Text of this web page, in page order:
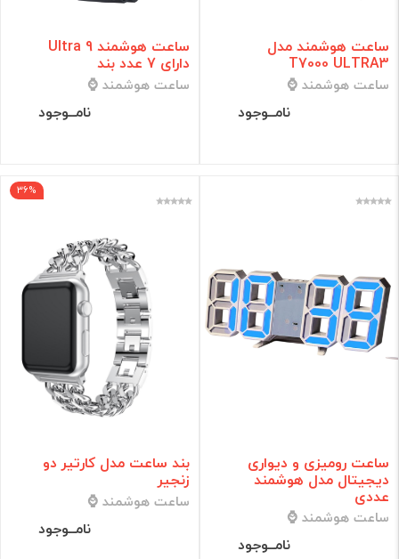
ساعت هوشمند مدل
T7000 ULTRA3
ساعت هوشمند ⌚
نامــوجود
ساعت هوشمند Ultra 9
دارای 7 عدد بند
ساعت هوشمند ⌚
نامــوجود
ساعت رومیزی و دیواری
دیجیتال مدل هوشمند
عددی
ساعت هوشمند ⌚
نامــوجود
36%
بند ساعت مدل کارتیر دو
زنجیر
ساعت هوشمند ⌚
نامــوجود